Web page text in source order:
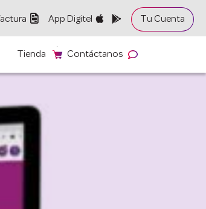
 App Digitel Tu Cuenta
Tienda Contáctanos